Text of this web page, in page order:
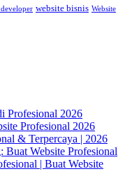
website bisnis Website
Profesional 2026
Profesional 2026
& Terpercaya | 2026
Buat Website Profesional
| Buat Website